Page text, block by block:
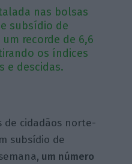
nas bolsas
subsídio de
recorde de 6,6
os índices
e descidas.
de cidadãos norte-
subsídio de
um número